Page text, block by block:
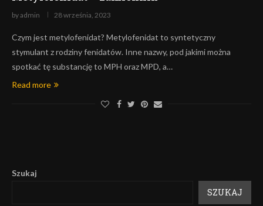
byadmin 28 września, 2023
Czym jest metylofenidat? Metylofenidat to syntetyczny
stymulant z rodziny fenidatów. Inne nazwy, pod jakimi można
spotkać tę substancję to MPH oraz MPD, a…
Read more
Szukaj
SZUKAJ